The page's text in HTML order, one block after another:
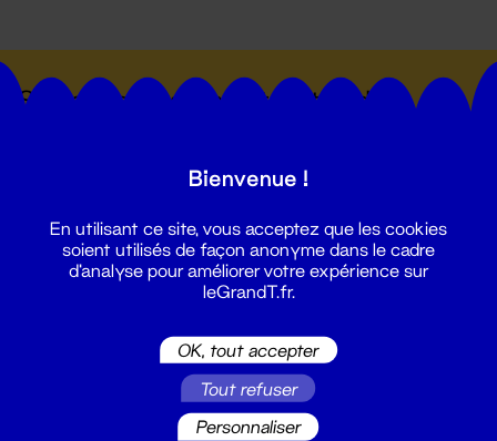
Suivez toutes les actualités du
Bienvenue !
En utilisant ce site, vous acceptez que les cookies
soient utilisés de façon anonyme dans le cadre
d'analyse pour améliorer votre expérience sur
leGrandT.fr.
OK, tout accepter
Tout refuser
Personnaliser